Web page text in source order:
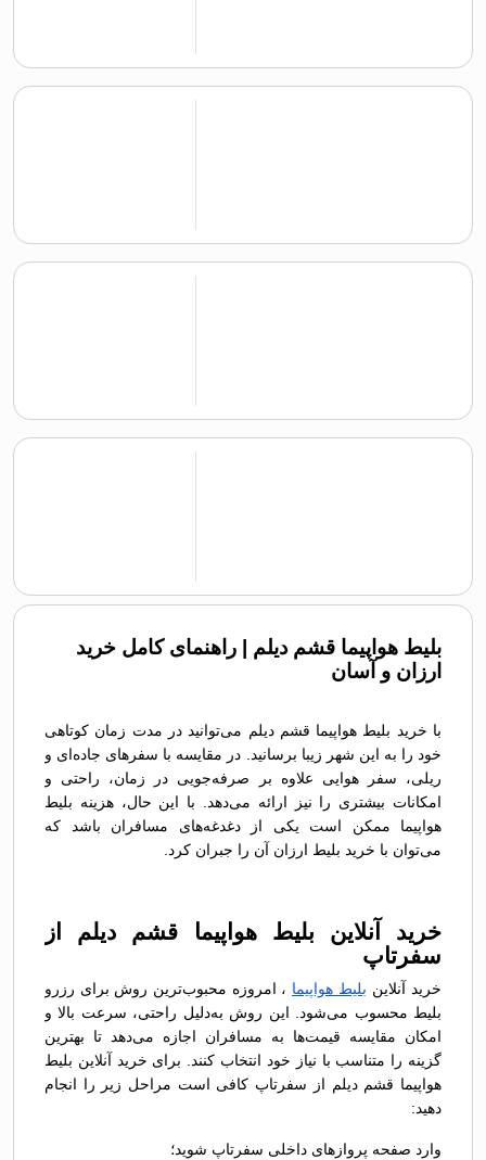
بلیط هواپیما قشم دیلم | راهنمای کامل خرید
ارزان و آسان
با خرید بلیط هواپیما قشم دیلم می‌توانید در مدت زمان کوتاهی
خود را به این شهر زیبا برسانید. در مقایسه با سفرهای جاده‌ای و
ریلی، سفر هوایی علاوه بر صرفه‌جویی در زمان، راحتی و
امکانات بیشتری را نیز ارائه می‌دهد. با این حال، هزینه بلیط
هواپیما ممکن است یکی از دغدغه‌های مسافران باشد که
می‌توان با خرید بلیط ارزان آن را جبران کرد.
خرید آنلاین بلیط هواپیما قشم دیلم از
سفرتاپ
خرید آنلاین بلیط هواپیما ، امروزه محبوب‌ترین روش برای رزرو
بلیط محسوب می‌شود. این روش به‌دلیل راحتی، سرعت بالا و
امکان مقایسه قیمت‌ها به مسافران اجازه می‌دهد تا بهترین
گزینه را متناسب با نیاز خود انتخاب کنند. برای خرید آنلاین بلیط
هواپیما قشم دیلم از سفرتاپ کافی است مراحل زیر را انجام
دهید:
وارد صفحه پروازهای داخلی سفرتاپ شوید؛